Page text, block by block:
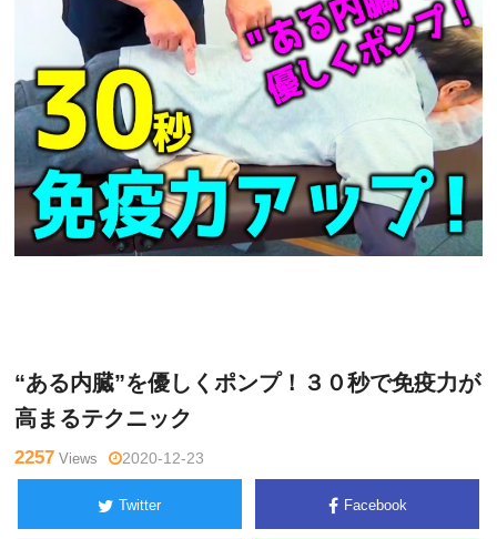
“ある内臓”を優しくポンプ！３０秒で免疫力が
高まるテクニック
2257 Views 2020-12-23
Twitter Facebook